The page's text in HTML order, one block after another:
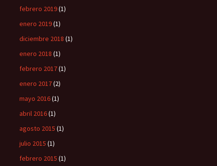
febrero 2019(1)
enero 2019(1)
diciembre 2018 (1)
enero 2018 (1)
febrero 2017(1)
enero 2017(2)
mayo 2016(1)
abril 2016(1)
agosto 2015 (1)
julio 2015 (1)
febrero 2015 (1)